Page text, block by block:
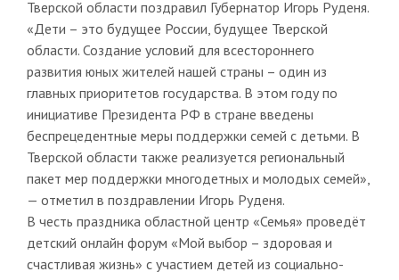
Тверской области поздравил Губернатор Игорь Руденя.
«Дети – это будущее России, будущее Тверской
области. Создание условий для всестороннего
развития юных жителей нашей страны – один из
главных приоритетов государства. В этом году по
инициативе Президента РФ в стране введены
беспрецедентные меры поддержки семей с детьми. В
Тверской области также реализуется региональный
пакет мер поддержки многодетных и молодых семей»,
— отметил в поздравлении Игорь Руденя.
В честь праздника областной центр «Семья» проведёт
детский онлайн форум «Мой выбор – здоровая и
счастливая жизнь» с участием детей из социально-